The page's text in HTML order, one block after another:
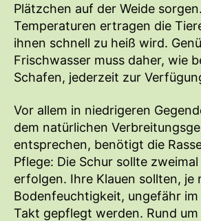
Plätzchen auf der Weide
Temperaturen ertragen die
ihnen schnell zu heiß wird.
Frischwasser muss daher, wie
Schafen, jederzeit zur
Vor allem in niedrigeren
dem natürlichen
entsprechen, benötigt die
Pflege: Die Schur sollte
erfolgen. Ihre Klauen sollten, je
Bodenfeuchtigkeit, ungefähr
Takt gepflegt werden. Rund